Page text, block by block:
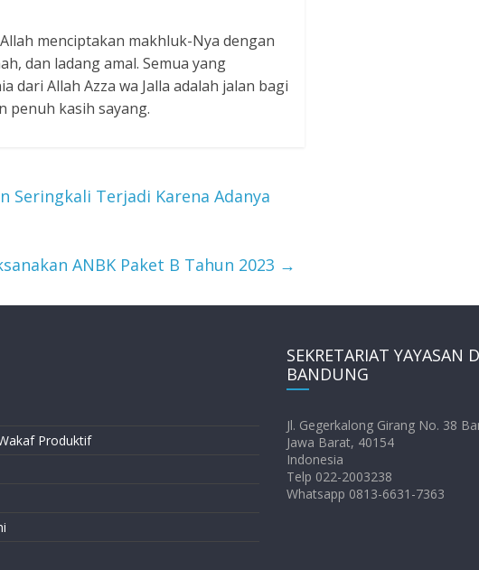
menciptakan makhluk-Nya dengan
dan ladang amal. Semua yang
Allah Azza wa Jalla adalah jalan bagi
penuh kasih sayang.
Seringkali Terjadi Karena Adanya
ANBK Paket B Tahun 2023 →
Produktif
SEKRETARIAT YAYASAN
BANDUNG
Jl. Gegerkalong Girang No. 38
Jawa Barat, 40154
Indonesia
Telp 022-2003238
Whatsapp 0813-6631-7363